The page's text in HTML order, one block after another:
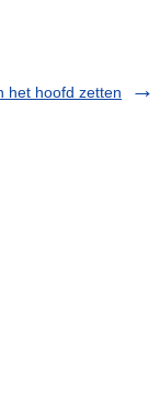
het hoofd zetten